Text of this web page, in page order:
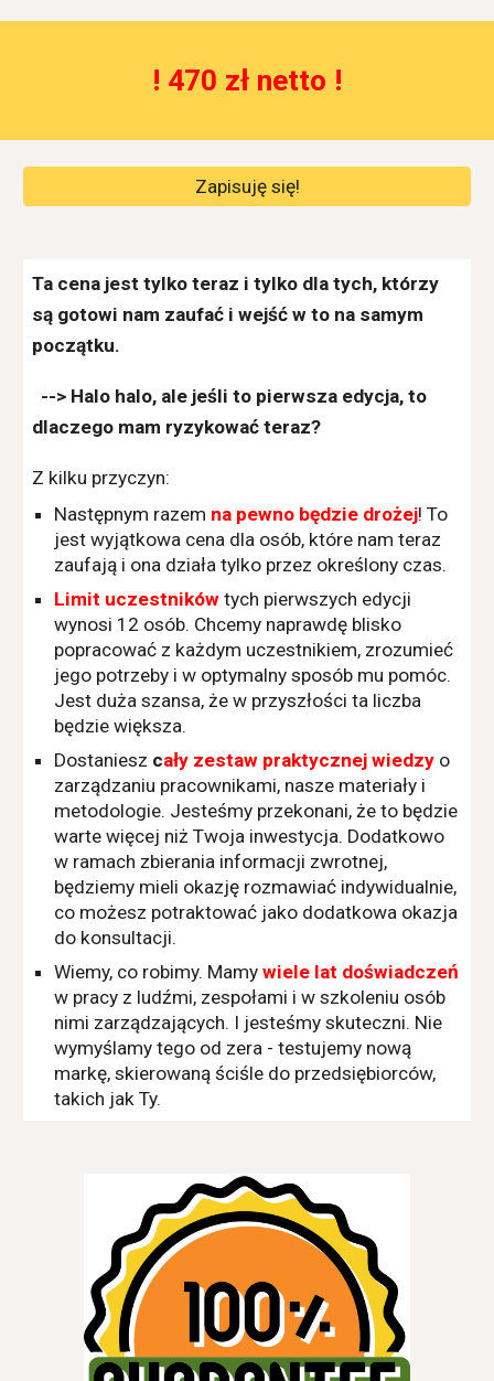
! 470 zł netto !
Zapisuję się!
Ta cena jest tylko teraz i tylko dla tych, którzy
są gotowi nam zaufać i wejść w to na samym
początku.
--> Halo halo, ale jeśli to pierwsza edycja, to
dlaczego mam ryzykować teraz?
Z kilku przyczyn:
Następnym razem na pewno będzie drożej! To
jest wyjątkowa cena dla osób, które nam teraz
zaufają i ona działa tylko przez określony czas.
Limit uczestników tych pierwszych edycji
wynosi 12 osób. Chcemy naprawdę blisko
popracować z każdym uczestnikiem, zrozumieć
jego potrzeby i w optymalny sposób mu pomóc.
Jest duża szansa, że w przyszłości ta liczba
będzie większa.
Dostaniesz cały zestaw praktycznej wiedzy o
zarządzaniu pracownikami, nasze materiały i
metodologie. Jesteśmy przekonani, że to będzie
warte więcej niż Twoja inwestycja. Dodatkowo
w ramach zbierania informacji zwrotnej,
będziemy mieli okazję rozmawiać indywidualnie,
co możesz potraktować jako dodatkowa okazja
do konsultacji.
Wiemy, co robimy. Mamywiele lat doświadczeń
w pracy z ludźmi, zespołami i w szkoleniu osób
nimi zarządzających. I jesteśmy skuteczni. Nie
wymyślamy tego od zera - testujemy nową
markę, skierowaną ściśle do przedsiębiorców,
takich jak Ty.